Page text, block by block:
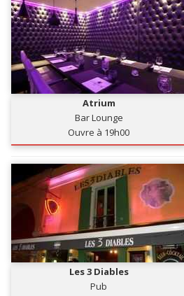
Atrium
Bar Lounge
Ouvre à 19h00
Les 3 Diables
Pub